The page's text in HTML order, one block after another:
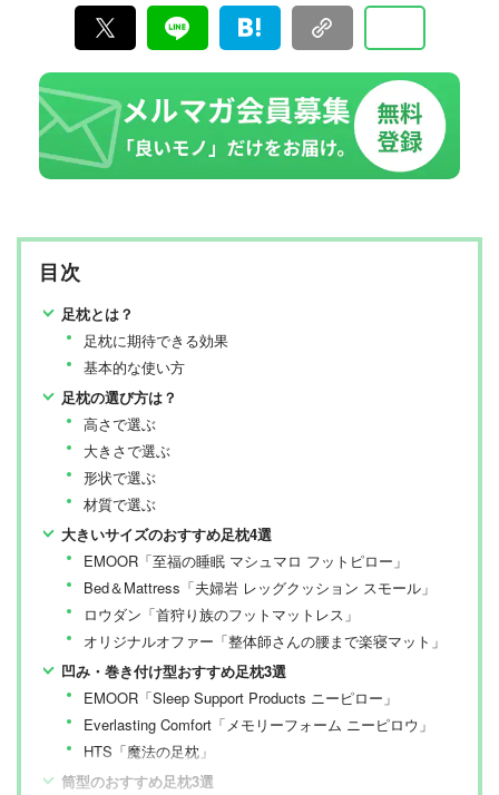
目次
足枕とは？
足枕に期待できる効果
基本的な使い方
足枕の選び方は？
高さで選ぶ
大きさで選ぶ
形状で選ぶ
材質で選ぶ
大きいサイズのおすすめ足枕4選
EMOOR「至福の睡眠 マシュマロ フットピロー」
Bed＆Mattress「夫婦岩 レッグクッション スモール」
ロウダン「首狩り族のフットマットレス」
オリジナルオファー「整体師さんの腰まで楽寝マット」
凹み・巻き付け型おすすめ足枕3選
EMOOR「Sleep Support Products ニーピロー」
Everlasting Comfort「メモリーフォーム ニーピロウ」
HTS「魔法の足枕」
筒型のおすすめ足枕3選